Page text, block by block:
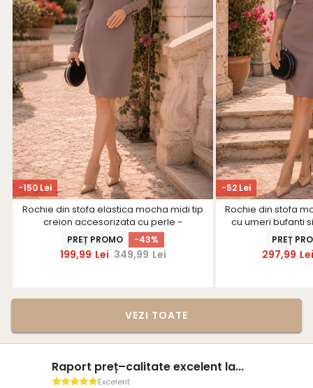
-150 Lei
Rochie din stofa elastica mocha midi tip
creion accesorizata cu perle -
StarShinerS
PREȚ PROMO -43%
199,99 Lei 349,99 Lei
-52 Lei
Rochie din stofa
cu umeri bufanti
PREȚ
297,99 Lei
VEZI TOATE
Raport preț–calitate excelent la...
Excelent